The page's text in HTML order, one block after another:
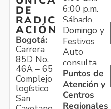
DE
RADIC
ACIÓN
Bogotá:
Carrera
85D No.
46A – 65
Complejo
logístico
San
6:00 p.m.
Sábado,
Domingo y
Festivos
Auto
consulta
Puntos de
Atención y
Centros
Regionales